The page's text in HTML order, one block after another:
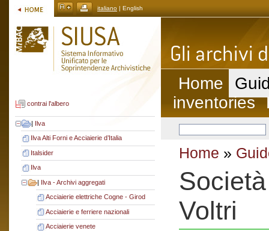
italiano | English
contrai l'albero
| Ilva
Ilva Alti Forni e Acciaierie d’Italia
Italsider
Ilva
| Ilva - Archivi aggregati
Acciaierie elettriche Cogne - Girod
Acciaierie e ferriere nazionali
Acciaierie venete
Home
inventories
Home »
Voltri